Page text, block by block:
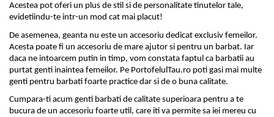
Acestea pot oferi un plus de stil si de personalitate tinutelor tale,
evidetiindu-te intr-un mod cat mai placut!
De asemenea, geanta nu este un accesoriu dedicat exclusiv femeilor.
Acesta poate fi un accesoriu de mare ajutor si pentru un barbat. Iar
daca ne intoarcem putin in timp, vom constata faptul ca barbatii au
purtat genti inaintea femeilor. Pe PortofelulTau.ro poti gasi mai multe
genti pentru barbati foarte practice dar si de o buna calitate.
Cumpara-ti acum genti barbati de calitate superioara pentru a te
bucura de un accesoriu foarte util, care iti va permite sa iei mereu cu